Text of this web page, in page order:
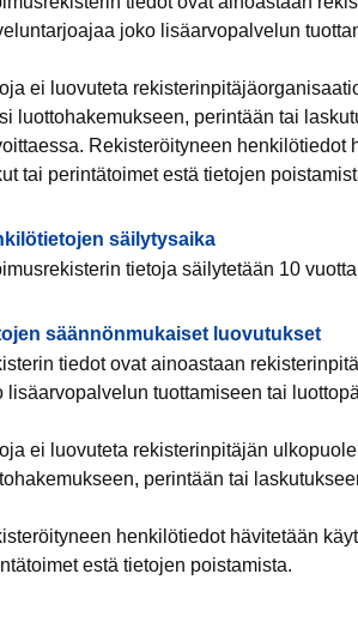
joko lisäarvopalvelun
ei luovuteta
luottohakemukseen, perintään tai
Rekisteröityneen henkilötiedot
tai perintätoimet estä tietojen
säilytysaika
tietoja säilytetään 10
säännönmukaiset luovutukset
tiedot ovat ainoastaan
lisäarvopalvelun tuottamiseen tai
ei luovuteta rekisterinpitäjän
perintään tai
henkilötiedot hävitetään
estä tietojen poistamista.